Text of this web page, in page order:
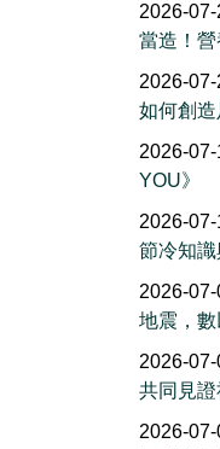
2026-07-
當造！
2026-
如何創造
2026-
YOU》
2026-
節冷知
2026-
地震，數
2026-
共同見
2026-